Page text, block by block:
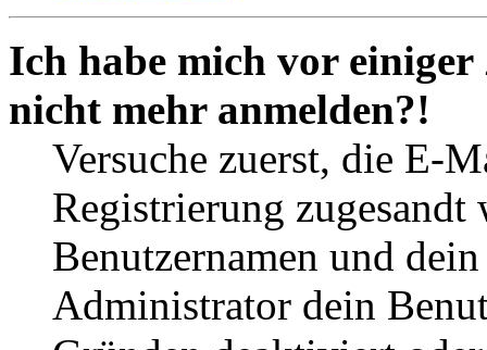
Ich habe mich vor
nicht mehr anmelden?!
Versuche zuerst, die E-
Registrierung
Benutzernamen und
Administrator dein